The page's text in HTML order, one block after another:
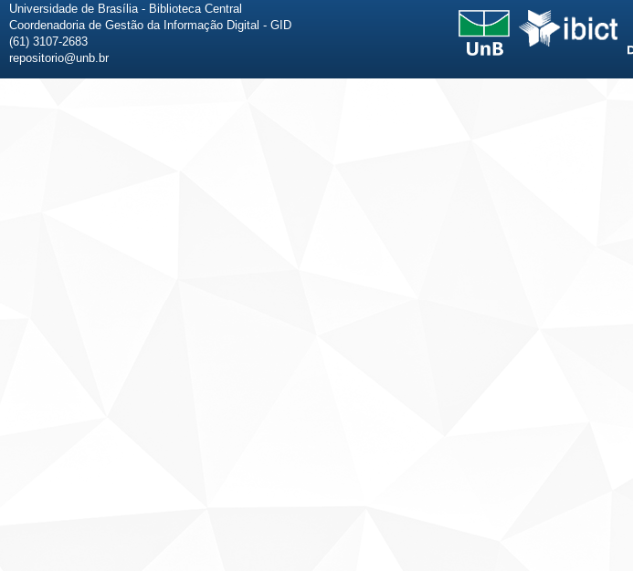
Universidade de Brasília - Biblioteca Central
Coordenadoria de Gestão da Informação Digital - GID
(61) 3107-2683
repositorio@unb.br